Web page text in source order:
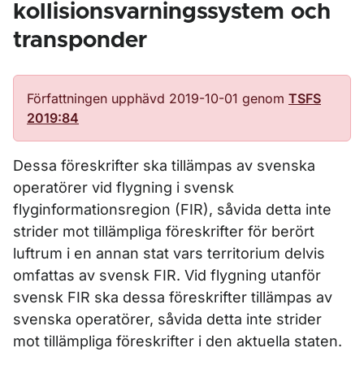
kollisionsvarningssystem och
transponder
Författningen upphävd 2019-10-01 genom TSFS
2019:84
Dessa föreskrifter ska tillämpas av svenska
operatörer vid flygning i svensk
flyginformationsregion (FIR), såvida detta inte
strider mot tillämpliga föreskrifter för berört
luftrum i en annan stat vars territorium delvis
omfattas av svensk FIR. Vid flygning utanför
svensk FIR ska dessa föreskrifter tillämpas av
svenska operatörer, såvida detta inte strider
mot tillämpliga föreskrifter i den aktuella staten.